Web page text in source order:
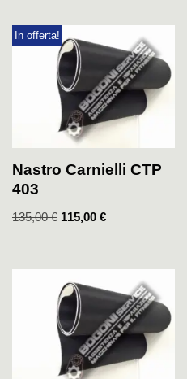
In offerta!
Nastro Carnielli CTP
403
135,00€ 115,00 €